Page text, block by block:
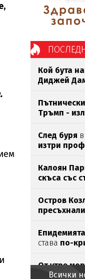
Кой бута
Диджей
Тръмп -
След буря
изтри
Калоян
скъса със
Остров
става по-
От утре
Всички